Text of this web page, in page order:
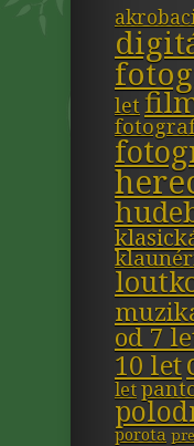
let
od 7
10 let
let
porota